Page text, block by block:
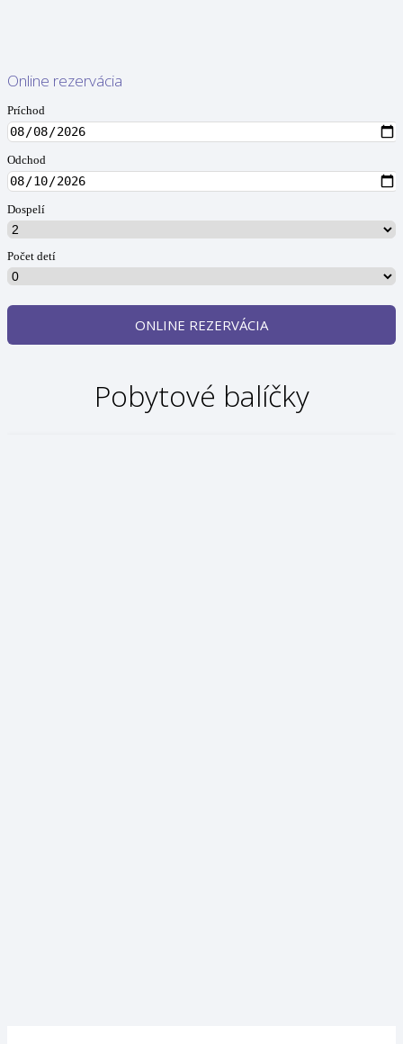
Online rezervácia
Príchod
Odchod
Dospelí
Počet detí
ONLINE REZERVÁCIA
Pobytové balíčky